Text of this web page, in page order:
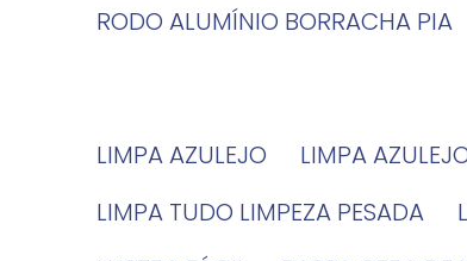
RODO ALUMÍNIO BORRACHA PIA
LIMPA AZULEJO
LIMPA
LIMPA TUDO LIMPEZA PESADA